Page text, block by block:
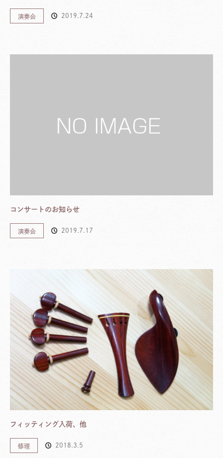
演奏会 2019.7.24
コンサートのお知らせ
演奏会 2019.7.17
フィッティング入荷、他
修理 2018.3.5